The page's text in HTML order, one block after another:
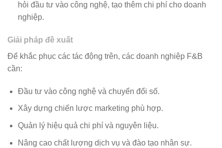
hỏi đầu tư vào công nghệ, tạo thêm chi phí cho doanh
nghiệp.
Giải pháp đề xuất
Để khắc phục các tác động trên, các doanh nghiệp F&B
cần:
Đầu tư vào công nghệ và chuyển đổi số.
Xây dựng chiến lược marketing phù hợp.
Quản lý hiệu quả chi phí và nguyên liệu.
Nâng cao chất lượng dịch vụ và đào tạo nhân sự.